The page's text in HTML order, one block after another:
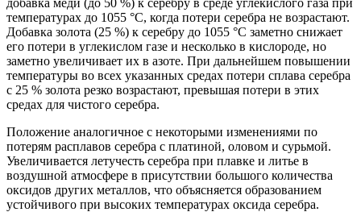
температурах до 1055 °С, когда потери серебра не возрастают.
Добавка золота (25 %) к серебру до 1055 °С заметно снижает
его потери в углекислом газе и несколько в кислороде, но
заметно увеличивает их в азоте. При дальнейшем повышении
температуры во всех указанных средах потери сплава серебра
с 25 % золота резко возрастают, превышая потери в этих
средах для чистого серебра.
Положение аналогичное с некоторыми изменениями по
потерям расплавов серебра с платиной, оловом и сурьмой.
Увеличивается летучесть серебра при плавке и литье в
воздушной атмосфере в присутствии большого количества
оксидов других металлов, что объясняется образованием
устойчивого при высоких температурах оксида серебра.